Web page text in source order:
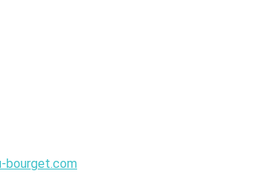
bourget.com